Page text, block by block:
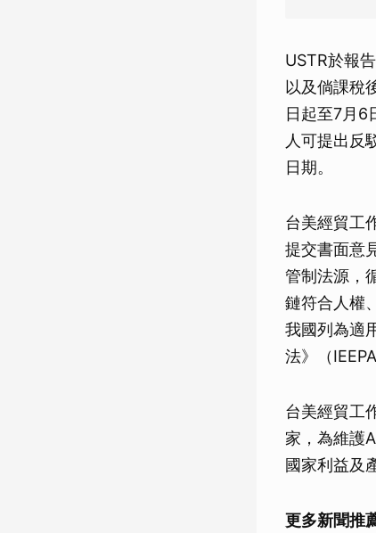
USTR於報
以及倘課稅
日起至7月6
人可提出反
日期。
台美經貿工
提交書面意
管制法源，
鏈符合人權
我國列為適
法》（
台美經貿工
家，為維護
國家利益及
更多新聞推